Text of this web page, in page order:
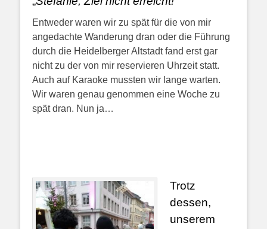
Entweder waren wir zu spät für die von mir
angedachte Wanderung dran oder die Führung
durch die Heidelberger Altstadt fand erst gar
nicht zu der von mir reservieren Uhrzeit statt.
Auch auf Karaoke mussten wir lange warten.
Wir waren genau genommen eine Woche zu
spät dran. Nun ja…
Trotz
dessen,
unserem